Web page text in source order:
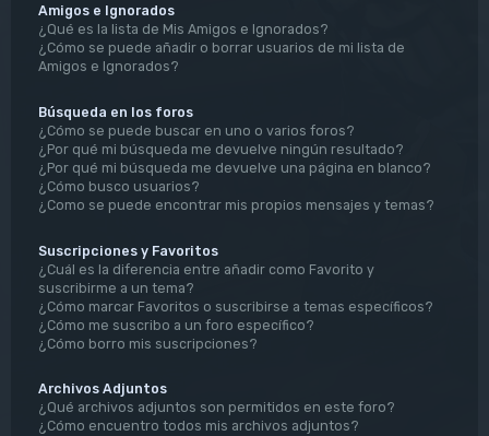
Amigos e Ignorados
¿Qué es la lista de Mis Amigos e Ignorados?
¿Cómo se puede añadir o borrar usuarios de mi lista de
Amigos e Ignorados?
Búsqueda en los foros
¿Cómo se puede buscar en uno o varios foros?
¿Por qué mi búsqueda me devuelve ningún resultado?
¿Por qué mi búsqueda me devuelve una página en blanco?
¿Cómo busco usuarios?
¿Como se puede encontrar mis propios mensajes y temas?
Suscripciones y Favoritos
¿Cuál es la diferencia entre añadir como Favorito y
suscribirme a un tema?
¿Cómo marcar Favoritos o suscribirse a temas específicos?
¿Cómo me suscribo a un foro específico?
¿Cómo borro mis suscripciones?
Archivos Adjuntos
¿Qué archivos adjuntos son permitidos en este foro?
¿Cómo encuentro todos mis archivos adjuntos?